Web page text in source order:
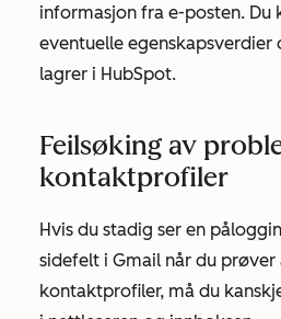
informasjon fra e-posten. Du
eventuelle
lagrer i HubSpot.
Feilsøking av
kontaktprofiler
Hvis du stadig ser en
sidefelt i Gmail når du prøver
kontaktprofiler, må du